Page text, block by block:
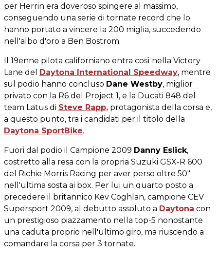
per Herrin era doveroso spingere al massimo,
conseguendo una serie di tornate record che lo
hanno portato a vincere la 200 miglia, succedendo
nell'albo d'oro a Ben Bostrom.
Il 19enne pilota californiano entra così nella Victory
Lane del
Daytona International Speedway, mentre
sul podio hanno concluso Dane Westby, miglior
privato con la R6 del Project 1, e la Ducati 848 del
team Latus di Steve Rapp, protagonista della corsa e,
a questo punto, tra i candidati per il titolo della
Daytona SportBike.
Fuori dal podio il Campione 2009 Danny Eslick,
costretto alla resa con la propria Suzuki GSX-R 600
del Richie Morris Racing per aver perso oltre 50"
nell'ultima sosta ai box. Per lui un quarto posto a
precedere il britannico Kev Coghlan, campione CEV
Supersport 2009, al debutto assoluto a Daytona con
un prestigioso piazzamento nella top-5 nonostante
una caduta proprio nell'ultimo giro, ma riuscendo a
comandare la corsa per 3 tornate.